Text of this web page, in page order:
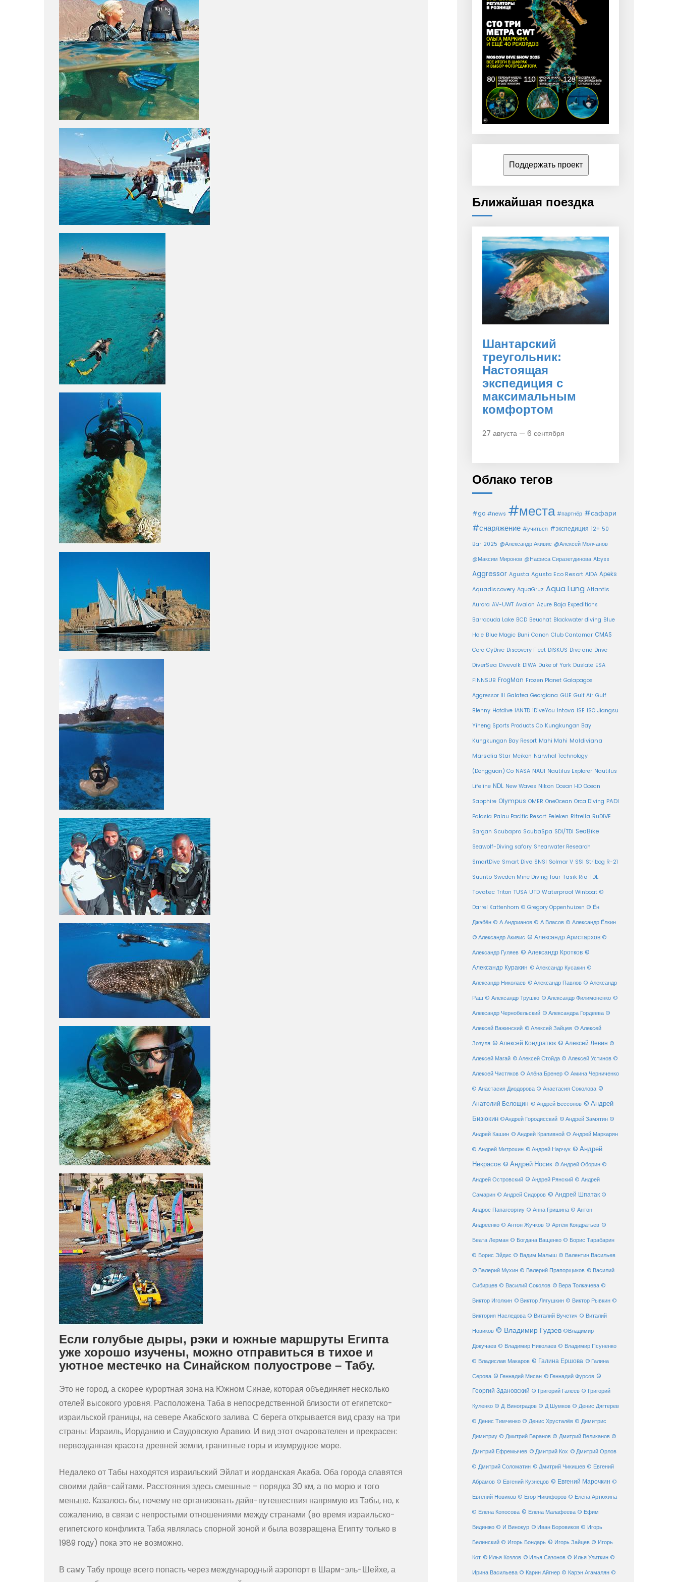
Если голубые дыры, рэки и южные маршруты Египта
уже хорошо изучены, можно отправиться в тихое и
уютное местечко на Синайском полуострове – Табу.
Это не город, а скорее курортная зона на Южном Синае, которая объединяет несколько
отелей высокого уровня. Расположена Таба в непосредственной близости от египетско-
израильской границы, на севере Акабского залива. С берега открывается вид сразу на три
страны: Израиль, Иорданию и Саудовскую Аравию. И вид этот очарователен и прекрасен:
первозданная красота древней земли, гранитные горы и изумрудное море.
Недалеко от Табы находятся израильский Эйлат и иорданская Акаба. Оба города славятся
своими дайв-сайтами. Расстояния здесь смешные – порядка 30 км, а по морю и того
меньше. Казалось бы, почему не организовать дайв-путешествия напрямую из Табы, но, к
сожалению, в связи с непростыми отношениями между странами (во время израильско-
египетского конфликта Таба являлась спорной зоной и была возвращена Египту только в
1989 году) пока это не возможно.
В саму Табу проще всего попасть через международный аэропорт в Шарм-эль-Шейхе, а
Поддержать проект
Ближайшая поездка
Шантарский
треугольник:
Настоящая
экспедиция с
максимальным
комфортом
27 августа — 6 сентября
Облако тегов
#go #news #места #партнёр #сафари
#снаряжение #учиться #экспедиция 12+ 50
Bar 2025 @Александр Акивис @Алексей Молчанов
@Максим Миронов @Нафиса Сиразетдинова Abyss
Aggressor Agusta Agusta Eco Resort AIDA Apeks
Aquadiscovery AquaGruz Aqua Lung Atlantis
Aurora AV-UWT Avalon Azure Baja Expeditions
Barracuda Lake BCD Beuchat Blackwater diving Blue
Hole Blue Magic Buni Canon Club Cantamar CMAS
Core CyDive Discovery Fleet DISKUS Dive and Drive
DiverSea Divevolk DIWA Duke of York Duslate ESA
FINNSUB FrogMan Frozen Planet Galapagos
Aggressor III Galatea Georgiana GUE Gulf Air Gulf
Blenny Hotdive IANTD iDiveYou Intova ISE ISO Jiangsu
Yiheng Sports Products Co Kungkungan Bay
Kungkungan Bay Resort Mahi Mahi Maldiviana
Marselia Star Meikon Narwhal Technology
(Dongguan) Co NASA NAUI Nautilus Explorer Nautilus
Lifeline NDL New Waves Nikon Ocean HD Ocean
Sapphire Olympus OMER OneOcean Orca Diving PADI
Palasia Palau Pacific Resort Peleken Ritrella RuDIVE
Sargan Scubapro ScubaSpa SDI/TDI SeaBike
Seawolf-Diving safary Shearwater Research
SmartDive Smart Dive SNSI Solmar V SSI Stribog R-21
Suunto Sweden Mine Diving Tour Tasik Ria TDE
Tovatec Triton TUSA UTD Waterproof Winboat ©
Darrel Kattenhorn © Gregory Oppenhuizen © Ён
Джэбён © А Андрианов © А Власов © Александр Ёлкин
© Александр Акивис © Александр Аристархов ©
Александр Гуляев © Александр Кротков ©
Александр Куракин © Александр Кусакин ©
Александр Николаев © Александр Павлов © Александр
Раш © Александр Трушко © Александр Филимоненко ©
Александр Чернобельский © Александра Гордеева ©
Алексей Важинский © Алексей Зайцев © Алексей
Зозуля © Алексей Кондратюк © Алексей Левин ©
Алексей Магай © Алексей Стойда © Алексей Устинов ©
Алексей Чистяков © Алёна Бренер © Амина Черниченко
© Анастасия Диодорова © Анастасия Соколова ©
Анатолий Белощин © Андрей Бессонов © Андрей
Бизюкин ©Андрей Городисский © Андрей Замятин ©
Андрей Кашин © Андрей Крапивной © Андрей Маркарян
© Андрей Митрохин © Андрей Нарчук © Андрей
Некрасов © Андрей Носик © Андрей Оборин ©
Андрей Островский © Андрей Рянский © Андрей
Самарин © Андрей Сидоров © Андрей Шпатак ©
Андрос Папагеоргиу © Анна Гришина © Антон
Андреенко © Антон Жучков © Артём Кондратьев ©
Беата Лерман © Богдана Ващенко © Борис Тарабарин
© Борис Эйдис © Вадим Малыш © Валентин Васильев
© Валерий Мухин © Валерий Прапорщиков © Василий
Сибирцев © Василий Соколов © Вера Толкачева ©
Виктор Иголкин © Виктор Лягушкин © Виктор Рывкин ©
Виктория Наследова © Виталий Вучетич © Виталий
Новиков © Владимир Гудзев ©Владимир
Докучаев © Владимир Николаев © Владимир Псуненко
© Владислав Макаров © Галина Ершова © Галина
Серова © Геннадий Мисан © Геннадий Фурсов ©
Георгий Здановский © Григорий Галеев © Григорий
Куленко © Д. Виноградов © Д Шумков © Денис Дягтерев
© Денис Тимченко © Денис Хрусталёв © Димитрис
Димитриу © Дмитрий Баранов © Дмитрий Великанов ©
Дмитрий Ефремычев © Дмитрий Кох © Дмитрий Орлов
© Дмитрий Соломатин © Дмитрий Чикишев © Евгений
Абрамов © Евгений Кузнецов © Евгений Марочкин ©
Евгений Новиков © Егор Никифоров © Елена Артюхина
© Елена Копосова © Елена Малафеева © Ефим
Видинжо © И Винокур © Иван Боровиков © Игорь
Белинский © Игорь Бондарь © Игорь Зайцев © Игорь
Кот © Илья Козлов © Илья Сазонов © Илья Улиткин ©
Ирина Васильева © Карин Айгнер © Карэн Агамалян ©